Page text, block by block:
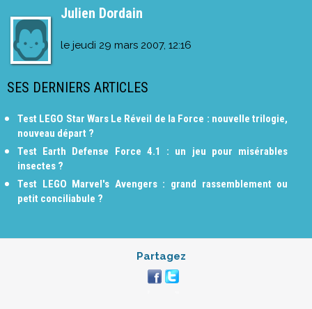
Julien Dordain
le jeudi 29 mars 2007, 12:16
SES DERNIERS ARTICLES
Test LEGO Star Wars Le Réveil de la Force : nouvelle trilogie,
nouveau départ ?
Test Earth Defense Force 4.1 : un jeu pour misérables
insectes ?
Test LEGO Marvel's Avengers : grand rassemblement ou
petit conciliabule ?
Partagez